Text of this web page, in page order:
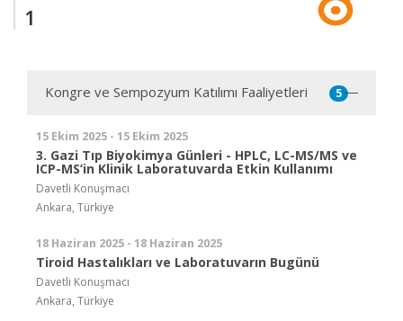
1
Kongre ve Sempozyum Katılımı Faaliyetleri 5
15 Ekim 2025 - 15 Ekim 2025
3. Gazi Tıp Biyokimya Günleri - HPLC, LC-MS/MS ve
ICP-MS’in Klinik Laboratuvarda Etkin Kullanımı
Davetli Konuşmacı
Ankara, Türkiye
18 Haziran 2025 - 18 Haziran 2025
Tiroid Hastalıkları ve Laboratuvarın Bugünü
Davetli Konuşmacı
Ankara, Türkiye